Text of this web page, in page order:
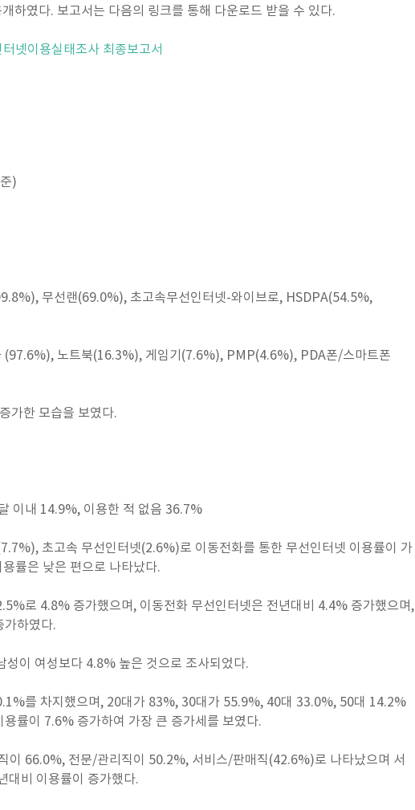
하였다. 보고서는 다음의 링크를 통해 다운로드 받을 수 있다.
넷이용실태조사 최종보고서
)
무선랜(69.0%), 초고속무선인터넷-와이브로, HSDPA(54.5%,
(97.6%), 노트북(16.3%), 게임기(7.6%), PMP(4.6%), PDA폰/스마트폰
가한 모습을 보였다.
이내 14.9%, 이용한 적 없음 36.7%
초고속 무선인터넷(2.6%)로 이동전화를 통한 무선인터넷 이용률이 가
률은 낮은 편으로 나타났다.
로 4.8% 증가했으며, 이동전화 무선인터넷은 전년대비 4.4% 증가했으며,
가하였다.
이 여성보다 4.8% 높은 것으로 조사되었다.
를 차지했으며, 20대가 83%, 30대가 55.9%, 40대 33.0%, 50대 14.2%
률이 7.6% 증가하여 가장 큰 증가세를 보였다.
이 66.0%, 전문/관리직이 50.2%, 서비스/판매직(42.6%)로 나타났으며 서
대비 이용률이 증가했다.